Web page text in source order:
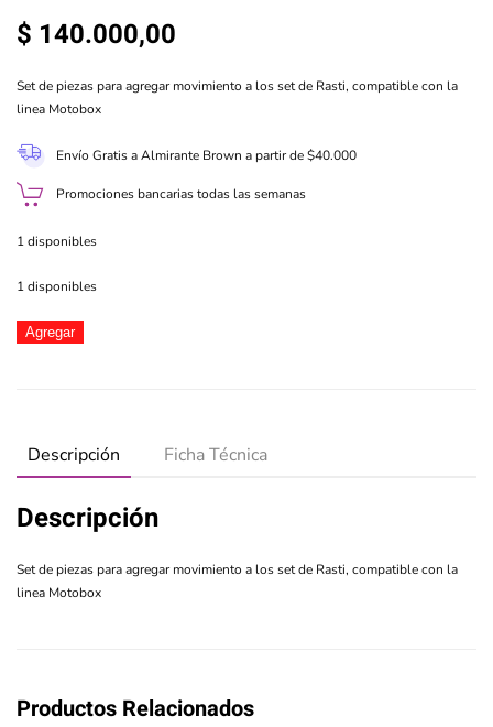
$ 140.000,00
Set de piezas para agregar movimiento a los set de Rasti, compatible con la
linea Motobox
Envío Gratis a Almirante Brown a partir de $40.000
Promociones bancarias todas las semanas
1 disponibles
1 disponibles
Rasti
cantidad
Agregar
Descripción Ficha Técnica
Descripción
Set de piezas para agregar movimiento a los set de Rasti, compatible con la
linea Motobox
Productos Relacionados